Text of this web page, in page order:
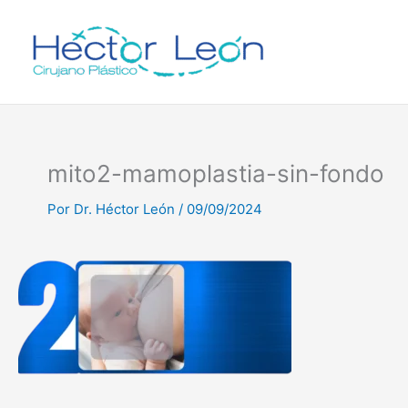
contenido
mito2-mamoplastia-sin-fondo
Por Dr. Héctor León / 09/09/2024